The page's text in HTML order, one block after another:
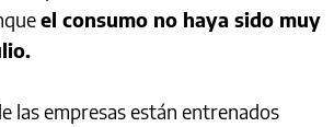
el consumo no haya sido muy
las empresas están entrenados